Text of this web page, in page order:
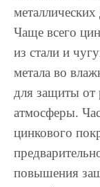
Чаще всего
из стали и
метала во
для защиты от
атмосферы.
цинкового
повышения